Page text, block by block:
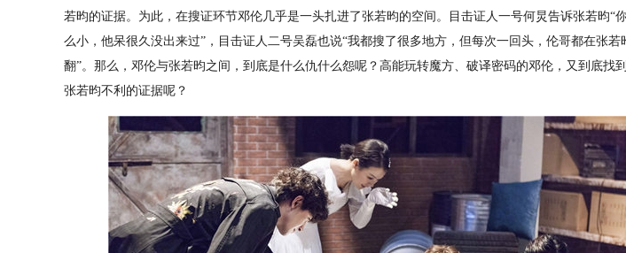
若昀的证据。为此，在搜证环节邓伦几乎是一头扎进了张若昀的空间。目击证人一号何炅告诉张若昀“
么小，他呆很久没出来过”，目击证人二号吴磊也说“我都搜了很多地方，但每次一回头，伦哥都在张若
翻”。那么，邓伦与张若昀之间，到底是什么仇什么怨呢？高能玩转魔方、破译密码的邓伦，又到底找
张若昀不利的证据呢？